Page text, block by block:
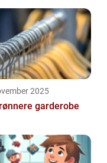
2025
garderobe